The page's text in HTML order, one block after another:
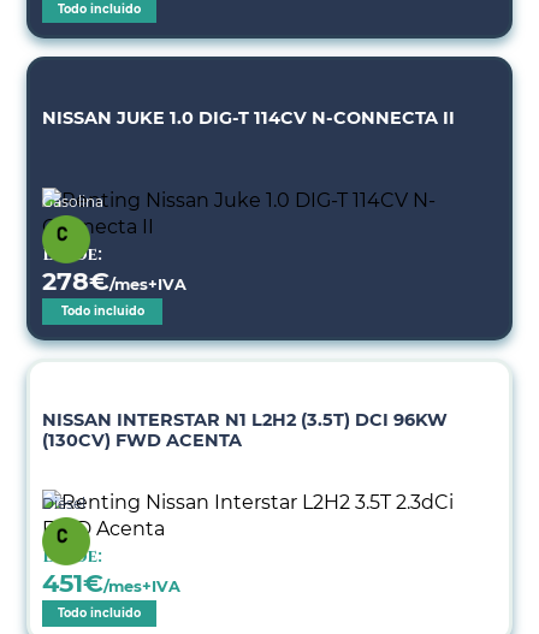
Todo incluido
NISSAN JUKE 1.0 DIG-T 114CV N-CONNECTA II
Gasolina
Desde:
278€/mes+IVA
Todo incluido
NISSAN INTERSTAR N1 L2H2 (3.5T) DCI 96KW
(130CV) FWD ACENTA
Diésel
Desde:
451€/mes+IVA
Todo incluido